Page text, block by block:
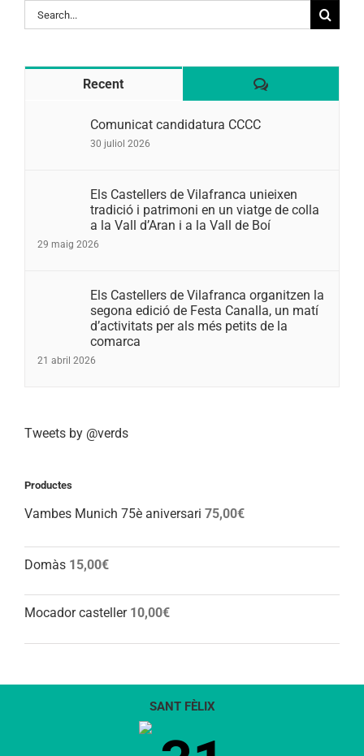
Search
for:
Recent Comentaris
Comunicat candidatura CCCC
30 juliol 2026
Els Castellers de Vilafranca unieixen
tradició i patrimoni en un viatge de colla
a la Vall d’Aran i a la Vall de Boí
29 maig 2026
Els Castellers de Vilafranca organitzen la
segona edició de Festa Canalla, un matí
d’activitats per als més petits de la
comarca
21 abril 2026
Tweets by @verds
Productes
Vambes Munich 75è aniversari 75,00€
Domàs 15,00€
Mocador casteller 10,00€
SANT FÈLIX